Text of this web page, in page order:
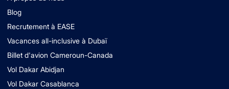
Blog
Recrutement à EASE
Vacances all-inclusive à Dubaï
Billet d'avion Cameroun-Canada
Vol Dakar Abidjan
Vol Dakar Casablanca